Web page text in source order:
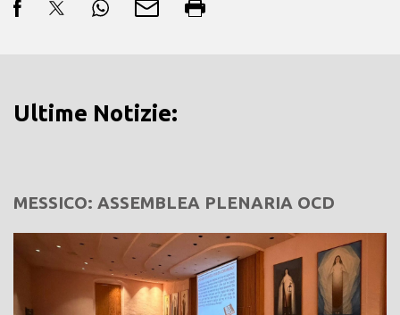
Ultime Notizie:
MESSICO: ASSEMBLEA PLENARIA OCD